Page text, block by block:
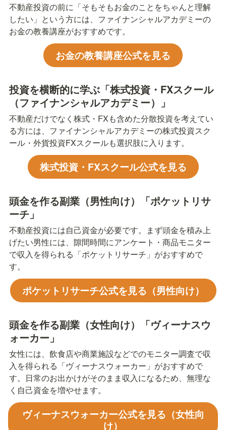
不動産投資の前に「そもそもお金のことをちゃんと理解
したい」という方には、ファイナンシャルアカデミーの
お金の教養講座がおすすめです。
お金の教養講座公式を見る
投資を横断的に学ぶ「株式投資・FXスクール
（ファイナンシャルアカデミー）」
不動産だけでなく株式・FXも含めた分散投資を考えてい
る方には、ファイナンシャルアカデミーの株式投資スク
ール・外貨投資FXスクールも選択肢に入ります。
株式投資・FXスクール公式を見る
頭金を作る副業（男性向け）「ポケットリサ
ーチ」
不動産投資には自己資金が必要です。まず頭金を積み上
げたい男性には、隙間時間にアンケート・商品モニター
で収入を得られる「ポケットリサーチ」がおすすめで
す。
ポケットリサーチ公式を見る（男性向け）
頭金を作る副業（女性向け）「ヴィーナスウ
ォーカー」
女性には、飲食店や商業施設などでのモニター調査で収
入を得られる「ヴィーナスウォーカー」がおすすめで
す。日常のお出かけがそのまま収入になるため、無理な
く自己資金を増やせます。
ヴィーナスウォーカー公式を見る（女性向
け）